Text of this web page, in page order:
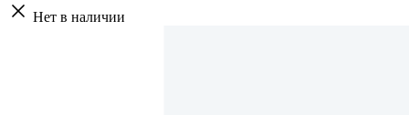
Нет в наличии